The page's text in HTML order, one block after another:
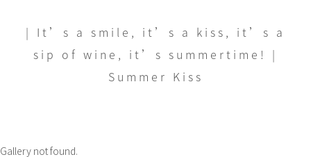
| It’s a smile, it’s a kiss, it’s a
sip of wine, it’s summertime! |
Summer Kiss
Gallery not found.